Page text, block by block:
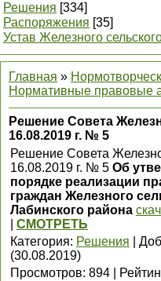
Решения [334]
Распоряжения [35]
Устав Железного
Главная »
Нормативные правовые
Решение Совета
16.08.2019 г. № 5
Решение Совета
16.08.2019 г. № 5 Об
порядке реализации
граждан Железного
Лабинского района
СМОТРЕТЬ
Категория: Решения
(30.08.2019)
Просмотров: 894